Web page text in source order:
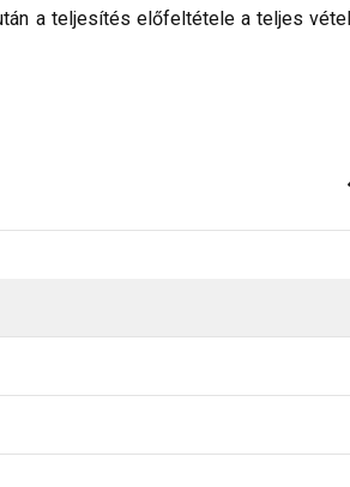
a teljesítés előfeltétele a teljes